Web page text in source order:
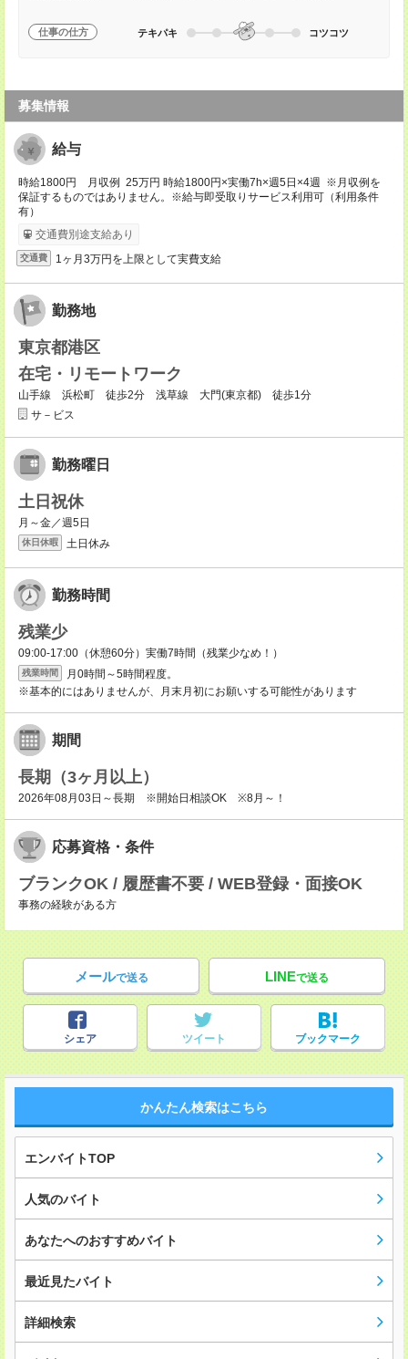
仕事の仕方 テキパキ コツコツ
募集情報
給与
時給1800円 月収例 25万円 時給1800円×実働7h×週5日×4週 ※月収例を
保証するものではありません。※給与即受取りサービス利用可（利用条件
有）
交通費別途支給あり
交通費 1ヶ月3万円を上限として実費支給
勤務地
東京都港区
在宅・リモートワーク
山手線 浜松町 徒歩2分 浅草線 大門(東京都) 徒歩1分
サ－ビス
勤務曜日
土日祝休
月～金／週5日
休日休暇 土日休み
勤務時間
残業少
09:00-17:00（休憩60分）実働7時間（残業少なめ！）
残業時間
月0時間～5時間程度。
※基本的にはありませんが、月末月初にお願いする可能性があります
期間
長期（3ヶ月以上）
2026年08月03日～長期 ※開始日相談OK ※8月～！
応募資格・条件
ブランクOK / 履歴書不要 / WEB登録・面接OK
事務の経験がある方
メールで送る LINEで送る
シェア ツイート ブックマーク
かんたん検索はこちら
エンバイトTOP
人気のバイト
あなたへのおすすめバイト
最近見たバイト
詳細検索